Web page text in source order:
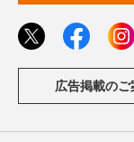
広告掲載のご